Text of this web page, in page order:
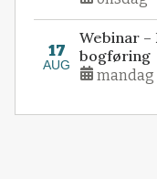
17
AUG
Webinar –
bogføring
mandag